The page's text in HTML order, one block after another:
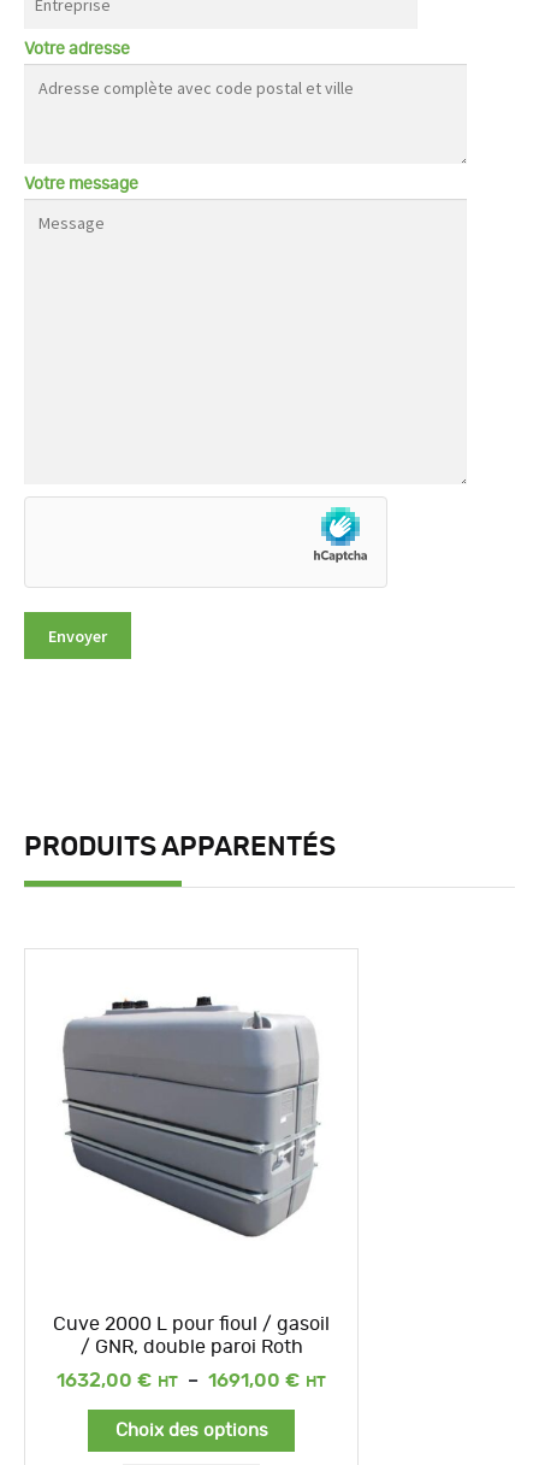
Votre adresse
Votre message
PRODUITS APPARENTÉS
Cuve 2000 L pour fioul / gasoil
/ GNR, double paroi Roth
1632,00 € – 1691,00 €
Plage
Choix des options